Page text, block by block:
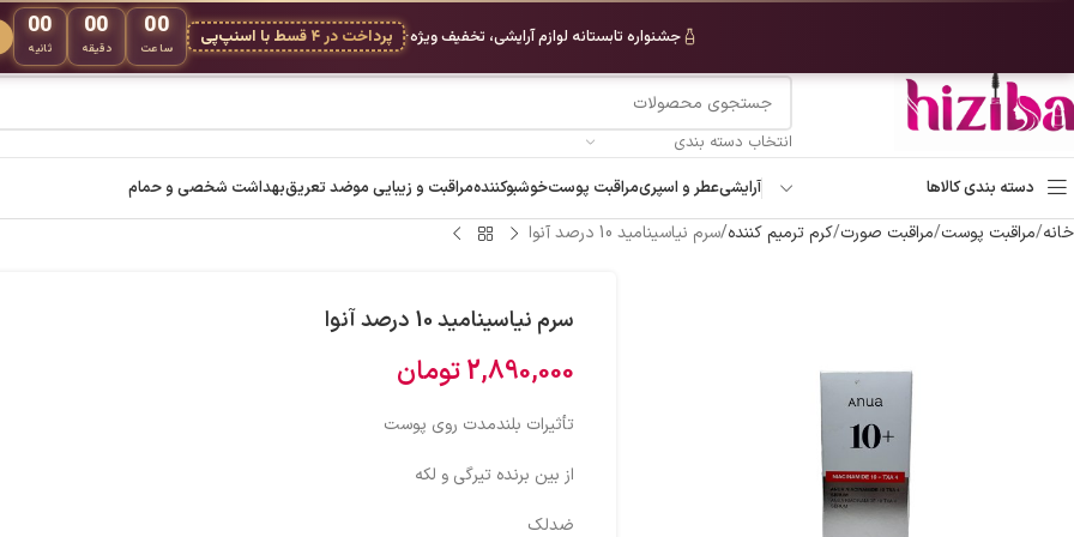
جشنواره تابستانه لوازم آرایشی، تخفیف ویژه· پرداخت در ۴ قسط با اسنپ‌پی 00
ساعت
00
دقیقه
00
ثانیه
انتخاب دسته بندی
دسته بندی کالاها آرایشیعطر و اسپریمراقبت پوستخوشبوکنندهمراقبت و زیبایی موضد تعریقبهداشت شخصی و حمام
خانه مراقبت پوست مراقبت صورت کرم ترمیم کننده سرم نیاسینامید 10 درصد آنوا
سرم نیاسینامید 10 درصد آنوا
2,890,000تومان
تأثیرات بلندمدت روی پوست
از بین برنده تیرگی و لکه
ضد‌لک